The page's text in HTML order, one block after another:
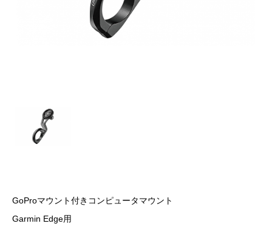
GoProマウント付きコンピュータマウント
Garmin Edge用